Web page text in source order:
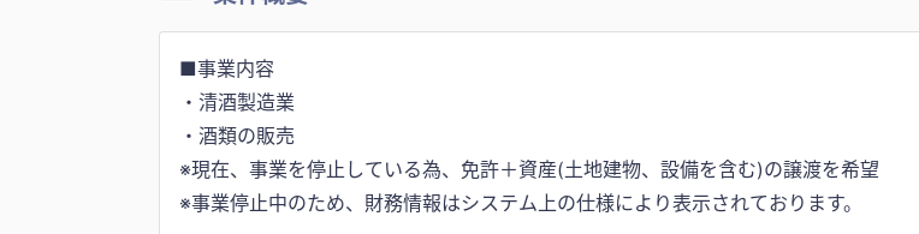
■事業内容
・清酒製造業
・酒類の販売
※現在、事業を停止している為、免許＋資産(土地建物、設備を含む)の譲渡を希望
※事業停止中のため、財務情報はシステム上の仕様により表示されております。